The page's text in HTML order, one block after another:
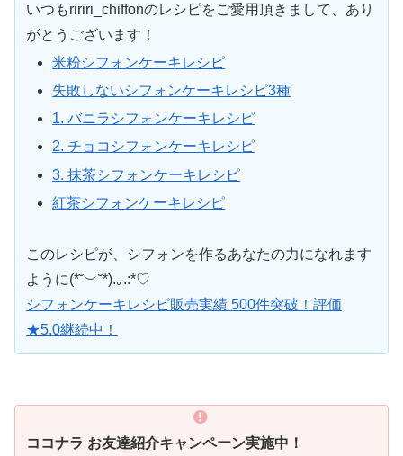
いつもririri_chiffonのレシピをご愛用頂きまして、あり
がとうございます！
米粉シフォンケーキレシピ
失敗しないシフォンケーキレシピ3種
1. バニラシフォンケーキレシピ
2. チョコシフォンケーキレシピ
3. 抹茶シフォンケーキレシピ
紅茶シフォンケーキレシピ
このレシピが、シフォンを作るあなたの力になれます
ように(*˘︶˘*).｡.:*♡
シフォンケーキレシピ販売実績 500件突破！評価
★5.0継続中！
ココナラ お友達紹介キャンペーン実施中！